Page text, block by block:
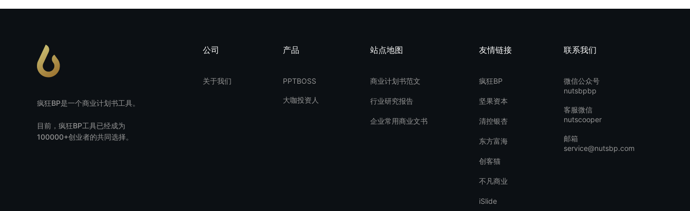
疯狂BP是一个商业计划书工具。
目前，疯狂BP工具已经成为
100000+创业者的共同选择。
公司
关于我们
产品
PPTBOSS
大咖投资人
站点地图
商业计划书范文
行业研究报告
企业常用商业文书
友情链接
疯狂BP
坚果资本
清控银杏
东方富海
创客猫
不凡商业
iSlide
联系我们
微信公众号
nutsbpbp
客服微信
nutscooper
邮箱
service@nutsbp.com